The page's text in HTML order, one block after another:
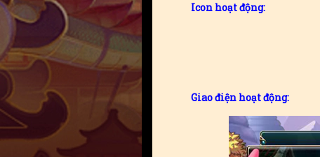
Icon hoạt động:
Giao điện hoạt động: